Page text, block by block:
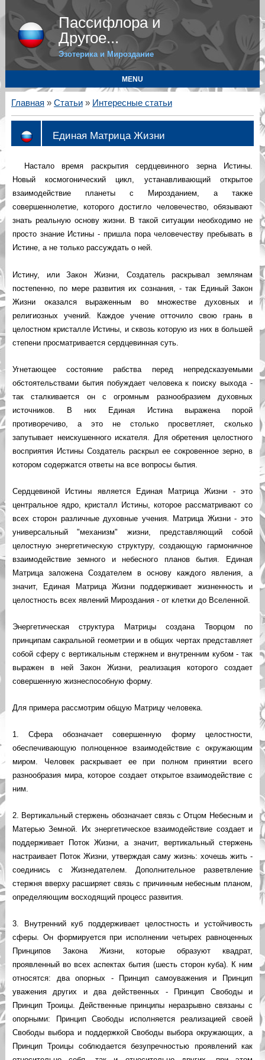
Пассифлора и
Другое...
Эзотерика и Мироздание
MENU
Главная » Статьи» Интересные статьи
Единая Матрица Жизни
Настало время раскрытия сердцевинного зерна Истины.
Новый космогонический цикл, устанавливающий открытое
взаимодействие планеты с Мирозданием, а также
совершеннолетие, которого достигло человечество, обязывают
знать реальную основу жизни. В такой ситуации необходимо не
просто знание Истины - пришла пора человечеству пребывать в
Истине, а не только рассуждать о ней.
Истину, или Закон Жизни, Создатель раскрывал землянам
постепенно, по мере развития их сознания, - так Единый Закон
Жизни оказался выраженным во множестве духовных и
религиозных учений. Каждое учение отточило свою грань в
целостном кристалле Истины, и сквозь которую из них в большей
степени просматривается сердцевинная суть.
Угнетающее состояние рабства перед непредсказуемыми
обстоятельствами бытия побуждает человека к поиску выхода -
так сталкивается он с огромным разнообразием духовных
источников. В них Единая Истина выражена порой
противоречиво, а это не столько просветляет, сколько
запутывает неискушенного искателя. Для обретения целостного
восприятия Истины Создатель раскрыл ее сокровенное зерно, в
котором содержатся ответы на все вопросы бытия.
Сердцевиной Истины является Единая Матрица Жизни - это
центральное ядро, кристалл Истины, которое рассматривают со
всех сторон различные духовные учения. Матрица Жизни - это
универсальный "механизм" жизни, представляющий собой
целостную энергетическую структуру, создающую гармоничное
взаимодействие земного и небесного планов бытия. Единая
Матрица заложена Создателем в основу каждого явления, а
значит, Единая Матрица Жизни поддерживает жизненность и
целостность всех явлений Мироздания - от клетки до Вселенной.
Энергетическая структура Матрицы создана Творцом по
принципам сакральной геометрии и в общих чертах представляет
собой сферу с вертикальным стержнем и внутренним кубом - так
выражен в ней Закон Жизни, реализация которого создает
совершенную жизнеспособную форму.
Для примера рассмотрим общую Матрицу человека.
1. Сфера обозначает совершенную форму целостности,
обеспечивающую полноценное взаимодействие с окружающим
миром. Человек раскрывает ее при полном принятии всего
разнообразия мира, которое создает открытое взаимодействие с
ним.
2. Вертикальный стержень обозначает связь с Отцом Небесным и
Матерью Земной. Их энергетическое взаимодействие создает и
поддерживает Поток Жизни, а значит, вертикальный стержень
настраивает Поток Жизни, утверждая саму жизнь: хочешь жить -
соединись с Жизнедателем. Дополнительное разветвление
стержня вверху расширяет связь с причинным небесным планом,
определяющим восходящий процесс развития.
3. Внутренний куб поддерживает целостность и устойчивость
сферы. Он формируется при исполнении четырех равноценных
Принципов Закона Жизни, которые образуют квадрат,
проявленный во всех аспектах бытия (шесть сторон куба). К ним
относятся: два опорных - Принцип самоуважения и Принцип
уважения других и два действенных - Принцип Свободы и
Принцип Троицы. Действенные принципы неразрывно связаны с
опорными: Принцип Свободы исполняется реализацией своей
Свободы выбора и поддержкой Свободы выбора окружающих, а
Принцип Троицы соблюдается безупречностью проявлений как